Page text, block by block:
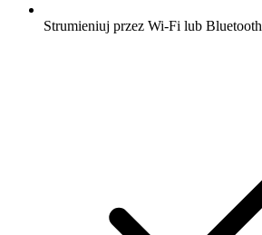
Strumieniuj przez Wi-Fi lub Bluetooth